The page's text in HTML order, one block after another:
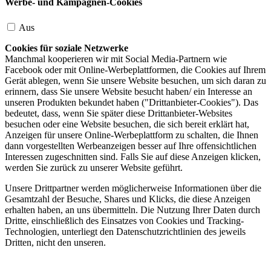
Werbe- und Kampagnen-Cookies
Aus
Cookies für soziale Netzwerke
Manchmal kooperieren wir mit Social Media-Partnern wie
Facebook oder mit Online-Werbeplattformen, die Cookies auf Ihrem
Gerät ablegen, wenn Sie unsere Website besuchen, um sich daran zu
erinnern, dass Sie unsere Website besucht haben/ ein Interesse an
unseren Produkten bekundet haben ("Drittanbieter-Cookies"). Das
bedeutet, dass, wenn Sie später diese Drittanbieter-Websites
besuchen oder eine Website besuchen, die sich bereit erklärt hat,
Anzeigen für unsere Online-Werbeplattform zu schalten, die Ihnen
dann vorgestellten Werbeanzeigen besser auf Ihre offensichtlichen
Interessen zugeschnitten sind. Falls Sie auf diese Anzeigen klicken,
werden Sie zurück zu unserer Website geführt.
Unsere Drittpartner werden möglicherweise Informationen über die
Gesamtzahl der Besuche, Shares und Klicks, die diese Anzeigen
erhalten haben, an uns übermitteln. Die Nutzung Ihrer Daten durch
Dritte, einschließlich des Einsatzes von Cookies und Tracking-
Technologien, unterliegt den Datenschutzrichtlinien des jeweils
Dritten, nicht den unseren.